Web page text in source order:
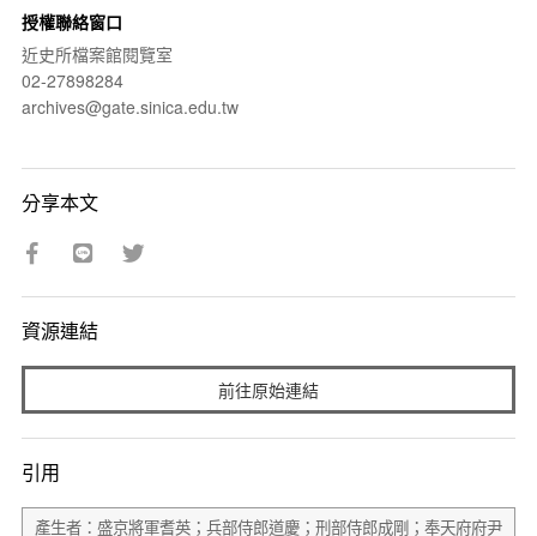
授權聯絡窗口
近史所檔案館閱覽室
02-27898284
archives@gate.sinica.edu.tw
分享本文
資源連結
前往原始連結
引用